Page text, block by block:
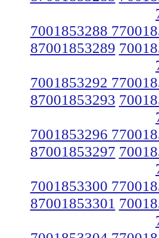
7001853288
87001853289
7001853292
87001853293
7001853296
87001853297
7001853300
87001853301